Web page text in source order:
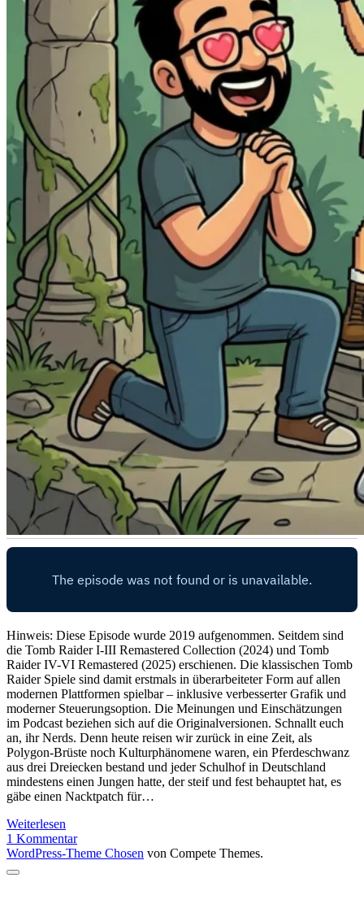
Hinweis: Diese Episode wurde 2019 aufgenommen. Seitdem sind
die Tomb Raider I-III Remastered Collection (2024) und Tomb
Raider IV-VI Remastered (2025) erschienen. Die klassischen Tomb
Raider Spiele sind damit erstmals in überarbeiteter Form auf allen
modernen Plattformen spielbar – inklusive verbesserter Grafik und
moderner Steuerungsoption. Die Meinungen und Einschätzungen
im Podcast beziehen sich auf die Originalversionen. Schnallt euch
an, ihr Nerds. Denn heute reisen wir zurück in eine Zeit, als
Polygon-Brüste noch Kulturphänomene waren, ein Pferdeschwanz
aus drei Dreiecken bestand und jeder Schulhof in Deutschland
mindestens einen Jungen hatte, der steif und fest behauptet hat, es
gäbe einen Nacktpatch für…
Weiterlesen
Raider
Spiele
1 Kommentar
WordPress-Theme Chosen von Compete Themes.
Nach